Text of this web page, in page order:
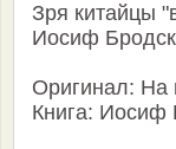
Зря китайцы
Иосиф
Оригинал: На
Книга: Иосиф